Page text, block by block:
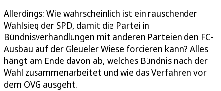
Allerdings: Wie wahrscheinlich ist ein rauschender
Wahlsieg der SPD, damit die Partei in
Bündnisverhandlungen mit anderen Parteien den FC-
Ausbau auf der Gleueler Wiese forcieren kann? Alles
hängt am Ende davon ab, welches Bündnis nach der
Wahl zusammenarbeitet und wie das Verfahren vor
dem OVG ausgeht.